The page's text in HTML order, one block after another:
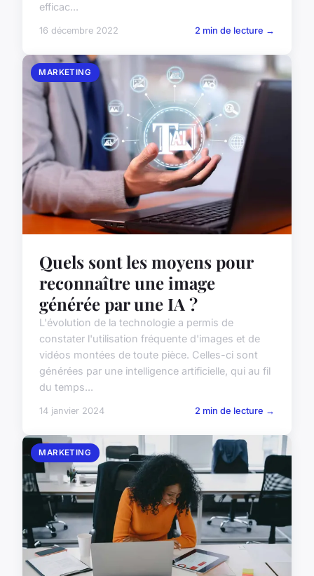
efficac...
16 décembre 2022 2 min de lecture →
MARKETING
Quels sont les moyens pour
reconnaître une image
générée par une IA ?
L'évolution de la technologie a permis de
constater l'utilisation fréquente d'images et de
vidéos montées de toute pièce. Celles-ci sont
générées par une intelligence artificielle, qui au fil
du temps...
14 janvier 2024 2 min de lecture →
MARKETING